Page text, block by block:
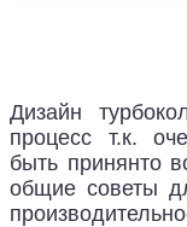
Дизайн
процесс т.к.
быть принянто
общие советы